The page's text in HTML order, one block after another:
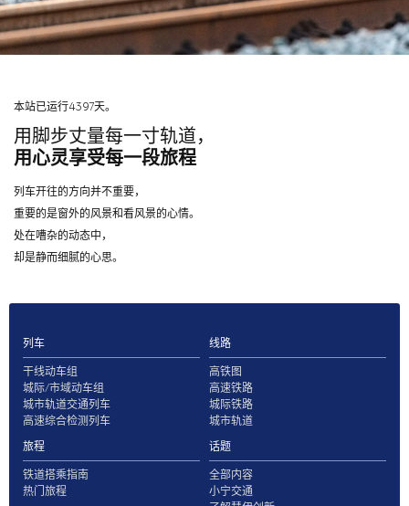
本站已运行4397天。
用脚步丈量每一寸轨道，
用心灵享受每一段旅程
列车开往的方向并不重要，
重要的是窗外的风景和看风景的心情。
处在嘈杂的动态中，
却是静而细腻的心思。
列车
干线动车组
城际/市域动车组
城市轨道交通列车
高速综合检测列车
线路
高铁图
高速铁路
城际铁路
城市轨道
旅程
铁道搭乘指南
热门旅程
话题
全部内容
小宁交通